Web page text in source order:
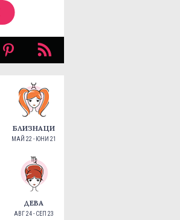
БЛИЗНАЦИ
МАЙ 22 - ЮНИ 21
ДЕВА
АВГ 24 - СЕП 23